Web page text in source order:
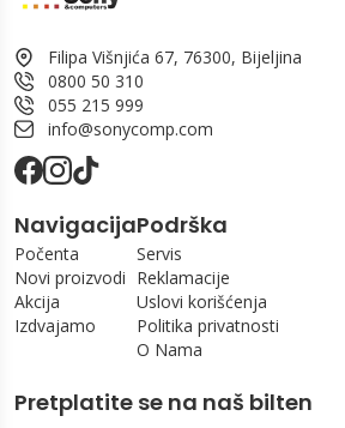
Filipa Višnjića 67, 76300, Bijeljina
0800 50 310
055 215 999
info@sonycomp.com
Navigacija
Počenta
Novi proizvodi
Akcija
Izdvajamo
Podrška
Servis
Reklamacije
Uslovi korišćenja
Politika privatnosti
O Nama
Pretplatite se na naš bilten